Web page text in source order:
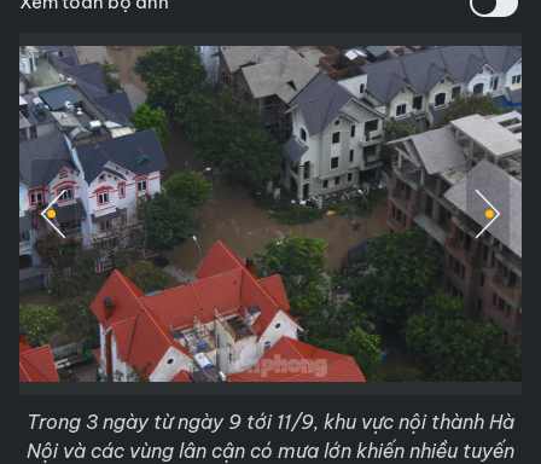
Trong 3 ngày từ ngày 9 tới 11/9, khu vực nội thành Hà
Nội và các vùng lân cận có mưa lớn khiến nhiều tuyến